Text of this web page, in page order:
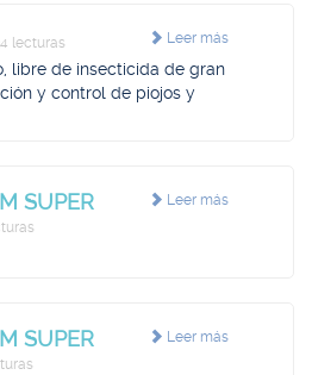
Leer más
lecturas
libre de insecticida de gran
y control de piojos y
Leer más
SUPER
Leer más
SUPER